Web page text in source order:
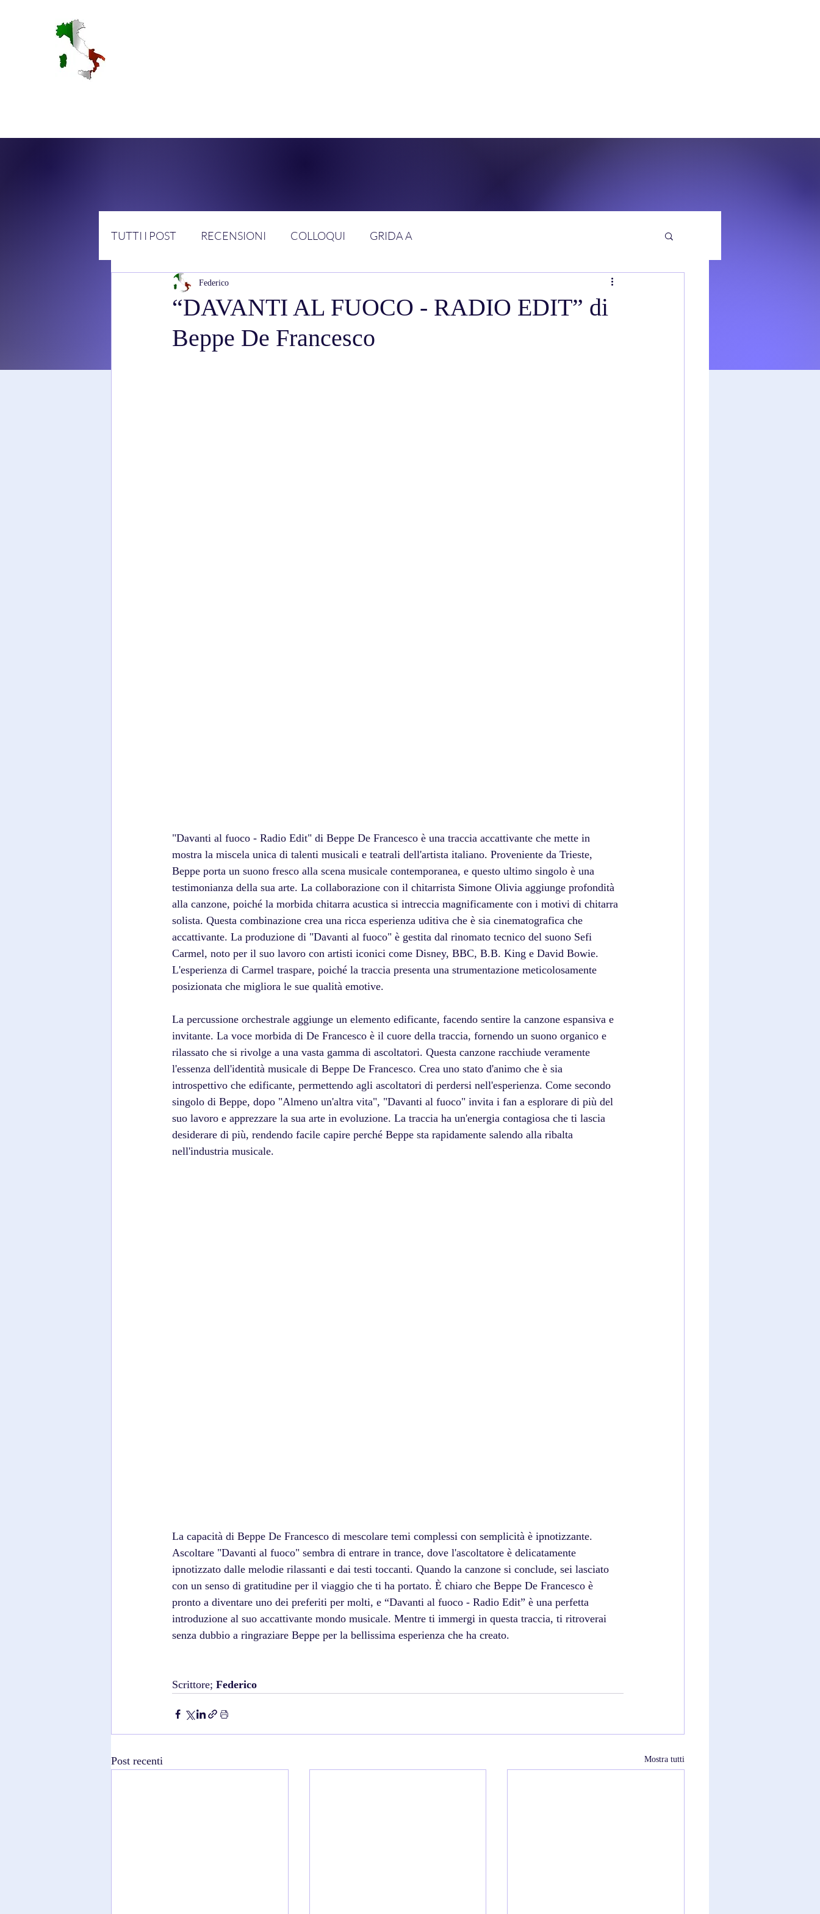
TUTTI I POST RECENSIONI COLLOQUI GRIDA A
“DAVANTI AL FUOCO - RADIO EDIT” di
Beppe De Francesco
Federico
"Davanti al fuoco - Radio Edit" di Beppe De Francesco è una traccia accattivante che mette in
mostra la miscela unica di talenti musicali e teatrali dell'artista italiano. Proveniente da Trieste,
Beppe porta un suono fresco alla scena musicale contemporanea, e questo ultimo singolo è una
testimonianza della sua arte. La collaborazione con il chitarrista Simone Olivia aggiunge profondità
alla canzone, poiché la morbida chitarra acustica si intreccia magnificamente con i motivi di chitarra
solista. Questa combinazione crea una ricca esperienza uditiva che è sia cinematografica che
accattivante. La produzione di "Davanti al fuoco" è gestita dal rinomato tecnico del suono Sefi
Carmel, noto per il suo lavoro con artisti iconici come Disney, BBC, B.B. King e David Bowie.
L'esperienza di Carmel traspare, poiché la traccia presenta una strumentazione meticolosamente
posizionata che migliora le sue qualità emotive.
La percussione orchestrale aggiunge un elemento edificante, facendo sentire la canzone espansiva e
invitante. La voce morbida di De Francesco è il cuore della traccia, fornendo un suono organico e
rilassato che si rivolge a una vasta gamma di ascoltatori. Questa canzone racchiude veramente
l'essenza dell'identità musicale di Beppe De Francesco. Crea uno stato d'animo che è sia
introspettivo che edificante, permettendo agli ascoltatori di perdersi nell'esperienza. Come secondo
singolo di Beppe, dopo "Almeno un'altra vita", "Davanti al fuoco" invita i fan a esplorare di più del
suo lavoro e apprezzare la sua arte in evoluzione. La traccia ha un'energia contagiosa che ti lascia
desiderare di più, rendendo facile capire perché Beppe sta rapidamente salendo alla ribalta
nell'industria musicale.
La capacità di Beppe De Francesco di mescolare temi complessi con semplicità è ipnotizzante.
Ascoltare "Davanti al fuoco" sembra di entrare in trance, dove l'ascoltatore è delicatamente
ipnotizzato dalle melodie rilassanti e dai testi toccanti. Quando la canzone si conclude, sei lasciato
con un senso di gratitudine per il viaggio che ti ha portato. È chiaro che Beppe De Francesco è
pronto a diventare uno dei preferiti per molti, e “Davanti al fuoco - Radio Edit” è una perfetta
introduzione al suo accattivante mondo musicale. Mentre ti immergi in questa traccia, ti ritroverai
senza dubbio a ringraziare Beppe per la bellissima esperienza che ha creato.
Scrittore; Federico
Post recenti Mostra tutti